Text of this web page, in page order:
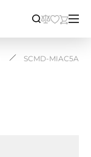
SCMD-MIAC5A